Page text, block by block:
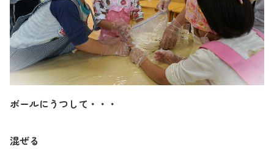
ボールにうつして・・・
混ぜる